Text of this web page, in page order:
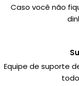
Caso você não
Equipe de suporte